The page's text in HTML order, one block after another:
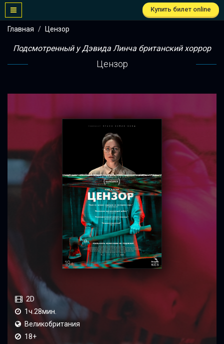
Купить билет online
Главная Цензор
Подсмотренный у Дэвида Линча британский хоррор
Цензор
2D
1ч.28мин.
Великобритания
18+